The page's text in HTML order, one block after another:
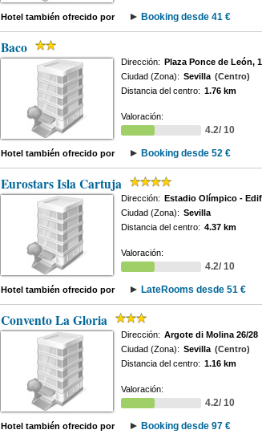
Hotel también ofrecido por Booking desde 41 €
Baco
Dirección: Plaza Ponce de León,
Ciudad (Zona): Sevilla (Centro)
Distancia del centro: 1.76 km
Valoración:
4.2/ 10
Hotel también ofrecido por Booking desde 52 €
Eurostars Isla Cartuja
Dirección: Estadio Olímpico -
Ciudad (Zona): Sevilla
Distancia del centro: 4.37 km
Valoración:
4.2/ 10
Hotel también ofrecido por LateRooms desde 51 €
Convento La Gloria
Dirección: Argote di Molina 26/28
Ciudad (Zona): Sevilla (Centro)
Distancia del centro: 1.16 km
Valoración:
4.2/ 10
Hotel también ofrecido por Booking desde 97 €